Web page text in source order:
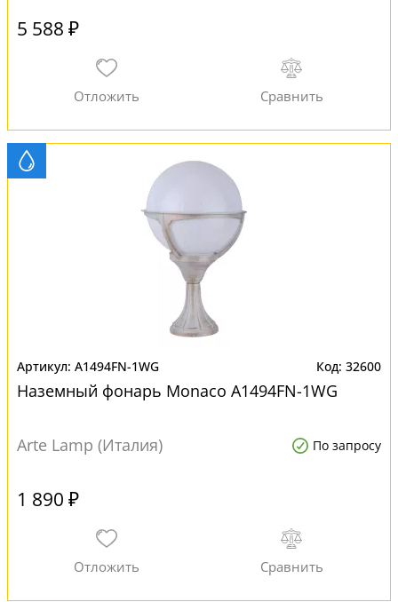
5 588 ₽
A1494FN-1WG 32600
Наземный фонарь Monaco A1494FN-1WG
Arte Lamp (Италия) По запросу
1 890 ₽